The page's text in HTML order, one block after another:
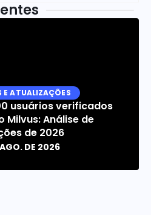
E ATUALIZAÇÕES
usuários verificados
Milvus: Análise de
de 2026
DE 2026